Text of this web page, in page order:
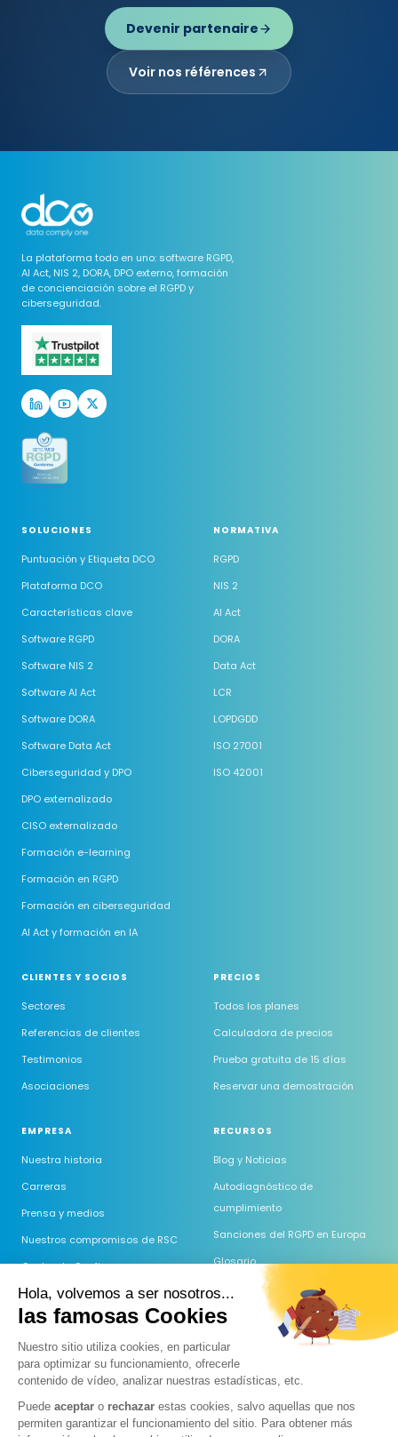
Hola, volvemos a ser nosotros...
las famosas Cookies
Nuestro sitio utiliza cookies, en particular
para optimizar su funcionamiento, ofrecerle
contenido de vídeo, analizar nuestras estadísticas, etc.
Puede aceptar o rechazar estas cookies, salvo aquellas que nos
permiten garantizar el funcionamiento del sitio. Para obtener más
Devenir partenaire
Voir nos références
La plataforma todo en uno: software RGPD,
AI Act, NIS 2, DORA, DPO externo, formación
de concienciación sobre el RGPD y
ciberseguridad.
SOLUCIONES
Puntuación y Etiqueta DCO
Plataforma DCO
Características clave
Software RGPD
Software NIS 2
Software AI Act
Software DORA
Software Data Act
Ciberseguridad y DPO
DPO externalizado
CISO externalizado
Formación e-learning
Formación en RGPD
Formación en ciberseguridad
AI Act y formación en IA
NORMATIVA
RGPD
NIS 2
AI Act
DORA
Data Act
LCR
LOPDGDD
ISO 27001
ISO 42001
CLIENTES Y SOCIOS
Sectores
Referencias de clientes
Testimonios
Asociaciones
PRECIOS
Todos los planes
Calculadora de precios
Prueba gratuita de 15 días
Reservar una demostración
EMPRESA
Nuestra historia
Carreras
Prensa y medios
Nuestros compromisos de RSC
Centro de Confianza
Comprometidos con la Etiqueta
RGPD
RECURSOS
Blog y Noticias
Autodiagnóstico de
cumplimiento
Sanciones del RGPD en Europa
Glosario
Comparación de software RGPD
Comparación de DPO externo
Centro de ayuda
Preguntas Frecuentes
Comparatif des IA (RGPD)